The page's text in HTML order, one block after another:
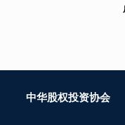
中华股权投资协会